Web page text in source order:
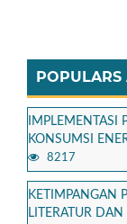
POPULARS
IMPLEMENTASI
KONSUMSI
8217
KETIMPANGAN
LITERATUR